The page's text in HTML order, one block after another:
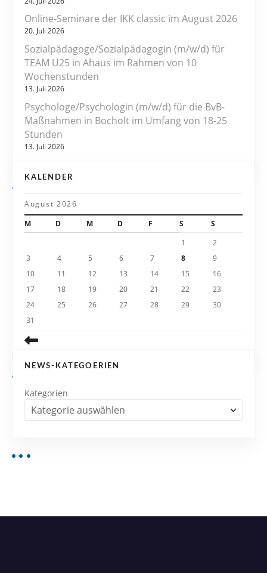
a
Online-Seminare der IKK classic im August 2026
20. Juli 2026
Sozialpädagoge/Sozialpädagogin (m/w/d) für
TEAM U25 in Ahaus im Rahmen von 10
Wochenstunden
13. Juli 2026
Psychologe/Psychologin (m/w/d) für die BvB-
Maßnahmen in Bocholt im Umfang von 18-25
Stunden
13. Juli 2026
KALENDER
August 2026
M
D M D F S
S
1
2
3
4 5 6 7 8
9
10
11 12 13 14 15
16
17
18 19 20 21 22
23
24
25 26 27 28 29
30
31
NEWS-KATEGOERIEN
Kategorien